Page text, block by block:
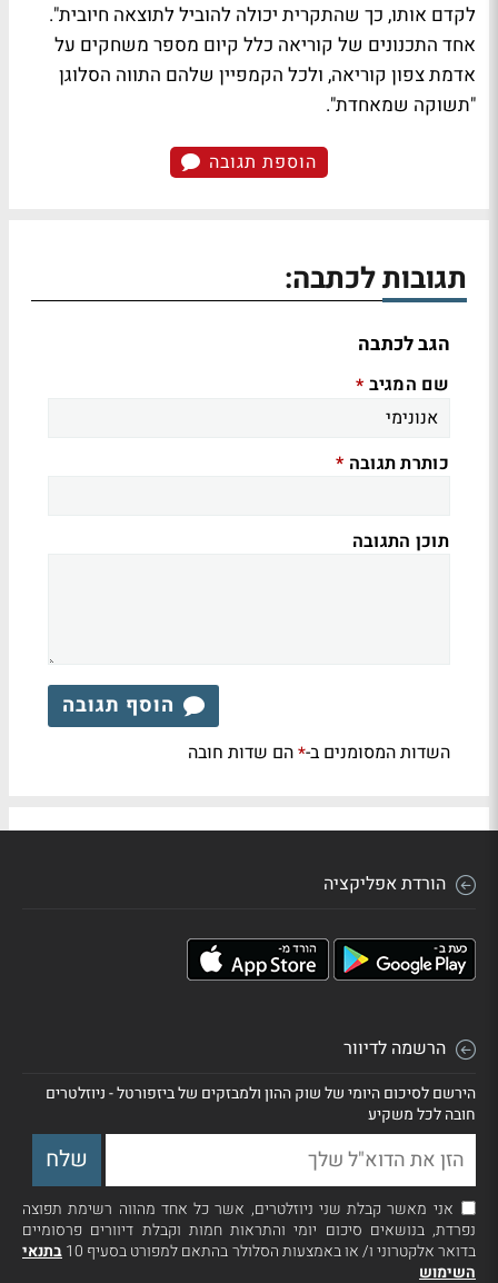
לקדם אותו, כך שהתקרית יכולה להוביל לתוצאה חיובית".
אחד התכנונים של קוריאה כלל קיום מספר משחקים על
אדמת צפון קוריאה, ולכל הקמפיין שלהם התווה הסלוגן
"תשוקה שמאחדת".
הוספת תגובה
תגובות לכתבה:
הגב לכתבה
שם המגיב *
כותרת תגובה *
תוכן התגובה
הוסף תגובה
השדות המסומנים ב-*הם שדות חובה
הורדת אפליקציה
הרשמה לדיוור
הירשם לסיכום היומי של שוק ההון ולמבזקים של ביזפורטל - ניוזלטרים
חובה לכל משקיע
אני מאשר קבלת שני ניוזלטרים, אשר כל אחד מהווה רשימת תפוצה
נפרדת, בנושאים סיכום יומי והתראות חמות וקבלת דיוורים פרסומיים
בדואר אלקטרוני ו/ או באמצעות הסלולר בהתאם למפורט בסעיף 10
בתנאי
השימוש